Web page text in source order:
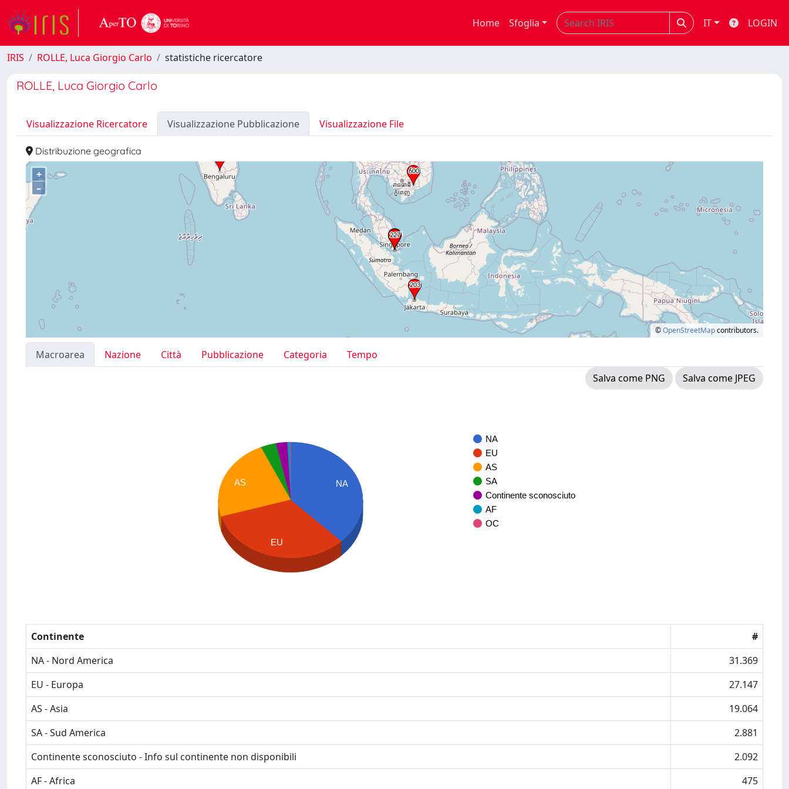
Home Sfoglia IT LOGIN
IRIS ROLLE, Luca Giorgio Carlo statistiche ricercatore
ROLLE, Luca Giorgio Carlo
Visualizzazione Ricercatore Visualizzazione Pubblicazione Visualizzazione File
Distribuzione geografica
+
–
©OpenStreetMapcontributors.
Macroarea Nazione Città Pubblicazione Categoria
Tempo
Salva come PNG
Salva come JPEG
NA
EU
AS
SA
Continente sconosciuto
AF
OC
NA
AS
EU
Continente
#
NA - Nord America
31.369
EU - Europa
27.147
AS - Asia
19.064
SA - Sud America
2.881
Continente sconosciuto - Info sul continente non disponibili
2.092
AF - Africa
475